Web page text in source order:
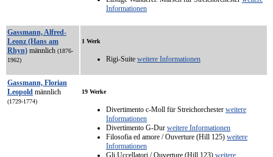
Informationen
Gassmann, Alfred-
Leonz (Hans am
Rhyn) männlich (1876-
1962)
1 Werk
Rigi-Suite weitere Informationen
Gassmann, Florian
Leopold männlich
(1729-1774)
19 Werke
Divertimento c-Moll für Streichorchester weitere
Informationen
Divertimento G-Dur weitere Informationen
Filosofia ed amore / Ouverture (Hill 125) weitere
Informationen
Gli Uccellatori / Ouverture (Hill 123) weitere